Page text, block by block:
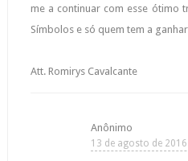
me a continuar com esse ótimo
Símbolos e só quem tem a
Att. Romirys Cavalcante
Anônimo
13 de agosto de